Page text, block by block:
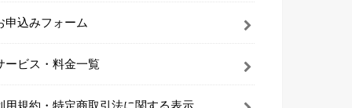
申込みフォーム
ービス・料金一覧
用規約・特定商取引法に関する表示